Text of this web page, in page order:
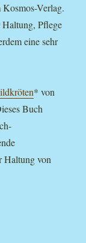
Verlag.
Pflege
eine sehr
* von
Buch
Haltung von